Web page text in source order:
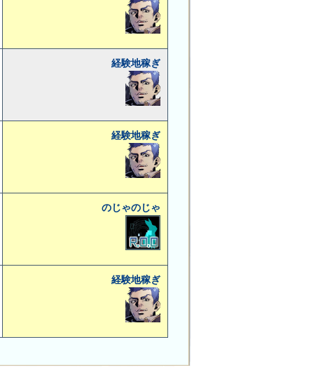
経験地稼ぎ
経験地稼ぎ
のじゃのじゃ
経験地稼ぎ